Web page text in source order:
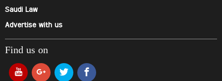
Saudi Law
Advertise with us
Find us on